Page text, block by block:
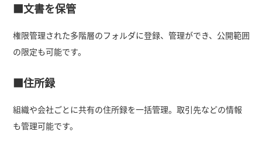
■文書を保管
権限管理された多階層のフォルダに登録、管理ができ、公開範囲
の限定も可能です。
■住所録
組織や会社ごとに共有の住所録を一括管理。取引先などの情報
も管理可能です。